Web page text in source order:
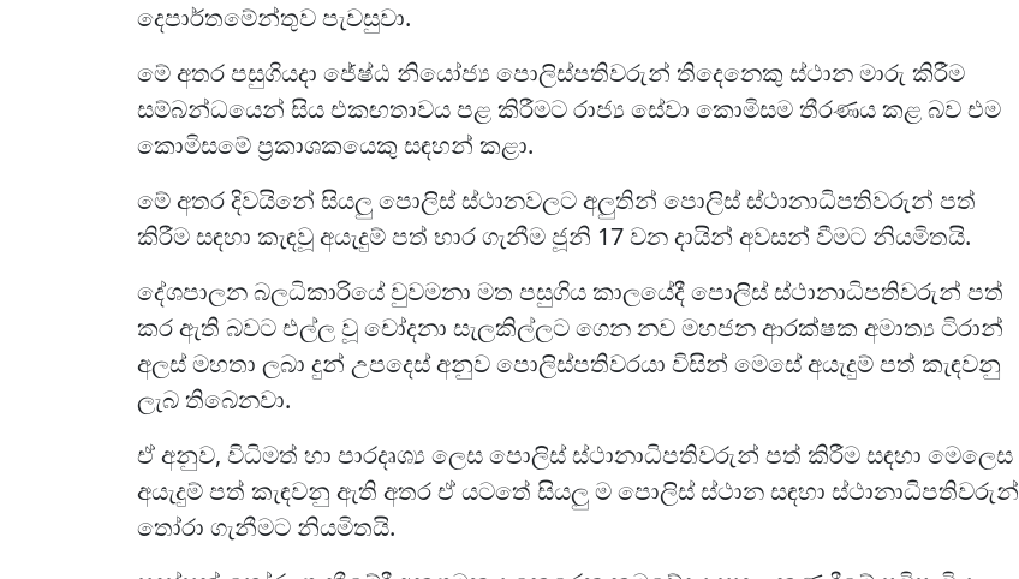
දෙපාර්තමේන්තුව පැවසුවා.
මේ අතර පසුගියදා ජේෂ්ඨ නියෝජ්‍ය පොලිස්පතිවරුන් තිදෙනෙකු ස්ථාන මාරු කිරීම
සම්බන්ධයෙන් සිය එකඟතාවය පළ කිරීමට රාජ්‍ය සේවා කොමිසම තීරණය කළ බව එම
කොමිසමේ ප්‍රකාශකයෙකු සඳහන් කළා.
මේ අතර දිවයිනේ සියලු පොලිස් ස්ථානවලට අලුතින් පොලිස් ස්ථානාධිපතිවරුන් පත්
කිරීම සඳහා කැඳවූ අයැදුම් පත් භාර ගැනීම ජූනි 17 වන දායින් අවසන් වීමට නියමිතයි.
දේශපාලන බලධිකාරියේ වුවමනා මත පසුගිය කාලයේදී පොලිස් ස්ථානාධිපතිවරුන් පත්
කර ඇති බවට එල්ල වූ චෝදනා සැලකිල්ලට ගෙන නව මහජන ආරක්ෂක අමාත්‍ය ටිරාන්
අලස් මහතා ලබා දුන් උපදෙස් අනුව පොලිස්පතිවරයා විසින් මෙසේ අයැදුම් පත් කැඳවනු
ලැබ තිබෙනවා.
ඒ අනුව, විධිමත් හා පාරදෘශ්‍ය ලෙස පොලිස් ස්ථානාධිපතිවරුන් පත් කිරීම සඳහා මෙලෙස
අයැදුම් පත් කැඳවනු ඇති අතර ඒ යටතේ සියලු ම පොලිස් ස්ථාන සඳහා ස්ථානාධිපතිවරුන්
තෝරා ගැනීමට නියමිතයි.